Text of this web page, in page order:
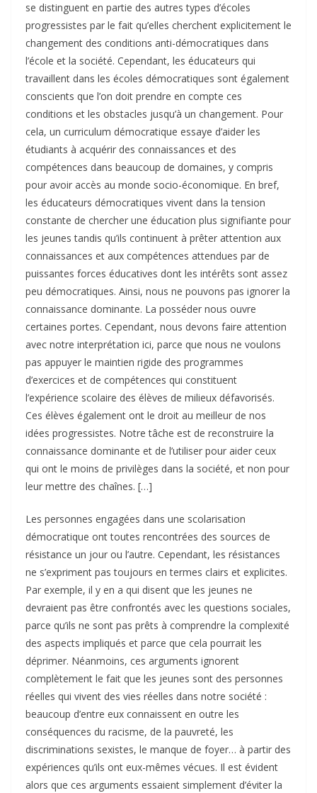
se distinguent en partie des autres types d’écoles
progressistes par le fait qu’elles cherchent explicitement le
changement des conditions anti-démocratiques dans
l’école et la société. Cependant, les éducateurs qui
travaillent dans les écoles démocratiques sont également
conscients que l’on doit prendre en compte ces
conditions et les obstacles jusqu’à un changement. Pour
cela, un curriculum démocratique essaye d’aider les
étudiants à acquérir des connaissances et des
compétences dans beaucoup de domaines, y compris
pour avoir accès au monde socio-économique. En bref,
les éducateurs démocratiques vivent dans la tension
constante de chercher une éducation plus signifiante pour
les jeunes tandis qu’ils continuent à prêter attention aux
connaissances et aux compétences attendues par de
puissantes forces éducatives dont les intérêts sont assez
peu démocratiques. Ainsi, nous ne pouvons pas ignorer la
connaissance dominante. La posséder nous ouvre
certaines portes. Cependant, nous devons faire attention
avec notre interprétation ici, parce que nous ne voulons
pas appuyer le maintien rigide des programmes
d’exercices et de compétences qui constituent
l’expérience scolaire des élèves de milieux défavorisés.
Ces élèves également ont le droit au meilleur de nos
idées progressistes. Notre tâche est de reconstruire la
connaissance dominante et de l’utiliser pour aider ceux
qui ont le moins de privilèges dans la société, et non pour
leur mettre des chaînes. […]
Les personnes engagées dans une scolarisation
démocratique ont toutes rencontrées des sources de
résistance un jour ou l’autre. Cependant, les résistances
ne s’expriment pas toujours en termes clairs et explicites.
Par exemple, il y en a qui disent que les jeunes ne
devraient pas être confrontés avec les questions sociales,
parce qu’ils ne sont pas prêts à comprendre la complexité
des aspects impliqués et parce que cela pourrait les
déprimer. Néanmoins, ces arguments ignorent
complètement le fait que les jeunes sont des personnes
réelles qui vivent des vies réelles dans notre société :
beaucoup d’entre eux connaissent en outre les
conséquences du racisme, de la pauvreté, les
discriminations sexistes, le manque de foyer… à partir des
expériences qu’ils ont eux-mêmes vécues. Il est évident
alors que ces arguments essaient simplement d’éviter la